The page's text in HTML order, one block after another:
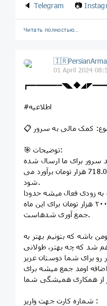
🔈Telegram 📷
Читать полностью…
01 April 2024
#اطلاعیه
کمک مالی به سرور
🎯 توضیحات:
سرور برای ما ارسال شده
هزینه هر ماه اشتراک حدود 718.000 هزار تومان برآورد می
شود.
به زودی فعال میشه حدودا
۱۴۰۳/۱/۱۴ و از،ماه قبل مبلغ ۲۰۰ هزار تومان برای این ماه
جمع آوری شدهاست.
میزان کمک 100,000 تومن باشه که بتونیم بهتر به
شد که چه بهتر، طولانی
اومد جمع میشه برای
شماره کارت جهت واریز :